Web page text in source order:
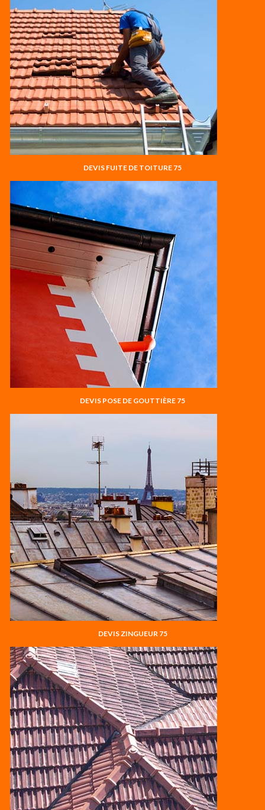
DEVIS FUITE DE TOITURE 75
DEVIS POSE DE GOUTTIÈRE 75
DEVIS ZINGUEUR 75